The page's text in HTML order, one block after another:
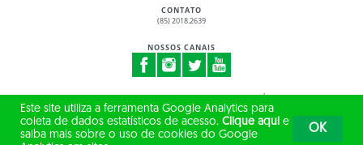
CONTATO
(85) 2018.2639
NOSSOS CANAIS
© 2017 - 2026 – GOVERNO DO ESTADO DO CEARÁ
TODOS OS DIREITOS RESERVADOS
Este site utiliza a ferramenta Google Analytics para
coleta de dados estatísticos de acesso. Clique aqui e
saiba mais sobre o uso de cookies do Google
OK